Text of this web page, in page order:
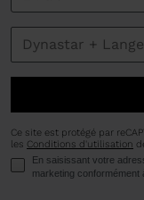
Ce site est protégé par
les Conditions d'utilisation
En saisissant votre
marketing conformément